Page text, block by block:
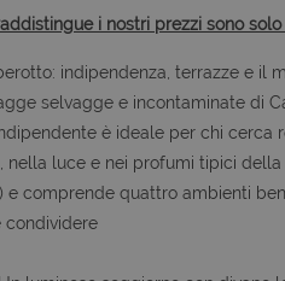
i nostri prezzi sono
indipendenza, terrazze e il
selvagge e incontaminate di
è ideale per chi cerca
nella luce e nei profumi tipici
e comprende quattro ambienti
condividere